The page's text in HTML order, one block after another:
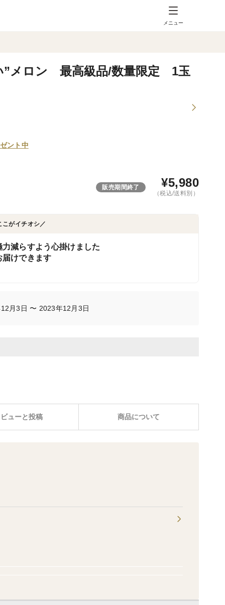
メニュー
”メロン 最高級品/数量限定 1玉
ント中
販売期間終了 ¥5,980
（税込/送料別）
こがイチオシ／
減らすよう心掛けました
届けできます
月3日 〜 2023年12月3日
ビューと投稿 商品について